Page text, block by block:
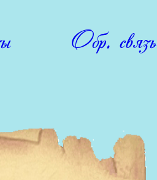
Обр. связь